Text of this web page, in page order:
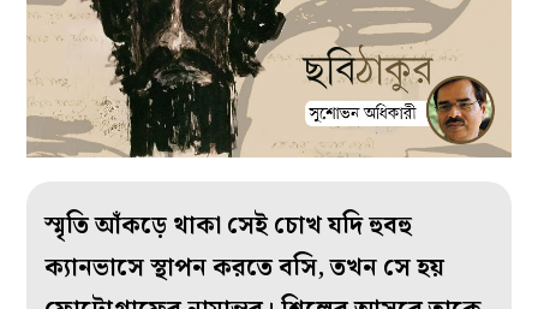
স্মৃতি আঁকড়ে থাকা সেই চোখ যদি হুবহু
ক্যানভাসে স্থাপন করতে বসি, তখন সে হয়